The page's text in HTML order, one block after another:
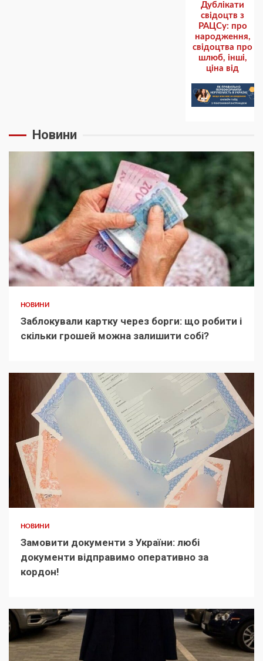
Дублікати
свідоцтв з
РАЦСу: про
народження,
cвідоцтва про
шлюб, інші,
ціна від
Новини
НОВИНИ
Заблокували картку через борги: що робити і
скільки грошей можна залишити собі?
НОВИНИ
Замовити документи з України: любі
документи відправимо оперативно за
кордон!